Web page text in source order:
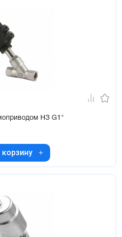
НЗ G1"
корзину